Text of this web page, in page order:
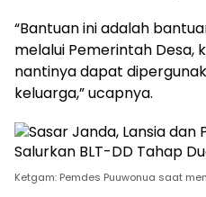
“Bantuan ini adalah
melalui Pemerintah Desa,
nantinya dapat
keluarga,” ucapnya.
Ketgam: Pemdes Puuwonua saat